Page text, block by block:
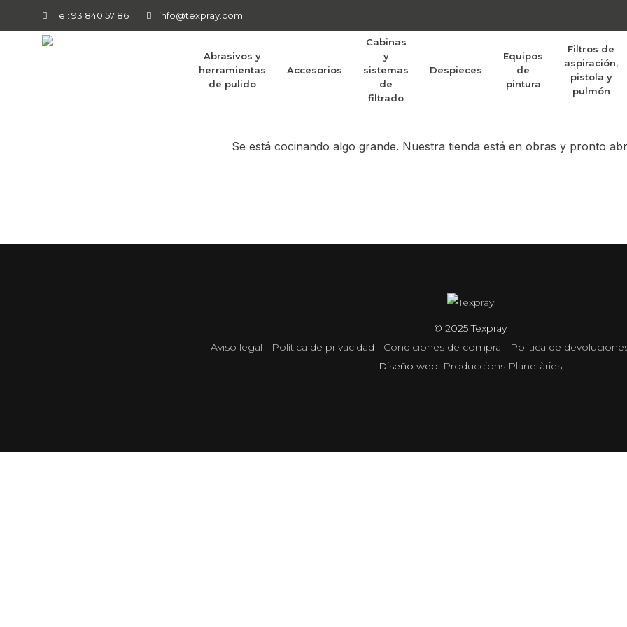
Tel: 93 840 57 86 info@texpray.com
Abrasivos y
herramientas
de pulido
Accesorios
Cabinas
y
sistemas
de
filtrado
Despieces
Equipos
de
pintura
Filtros de
aspiración,
pistola y
pulmón
Tenemos grandes proyectos
Se está cocinando algo grande. Nuestra tienda está en obras y pronto
© 2025 Texpray
Aviso legal - Política de privacidad - Condiciones de compra - Política de
Diseño web: Produccions Planetàries